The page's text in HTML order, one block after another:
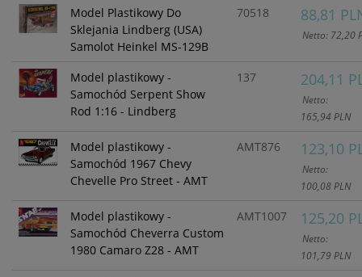
Model Plastikowy Do
Sklejania Lindberg (USA)
Samolot Heinkel MS-129B
70518 88,81
Netto: 72,20
Model plastikowy -
Samochód Serpent Show
Rod 1:16 - Lindberg
137 204,11
Netto:
165,94 PLN
Model plastikowy -
Samochód 1967 Chevy
Chevelle Pro Street - AMT
AMT876 123,10
Netto:
100,08 PLN
Model plastikowy -
Samochód Cheverra Custom
1980 Camaro Z28 - AMT
AMT1007 125,20
Netto:
101,79 PLN